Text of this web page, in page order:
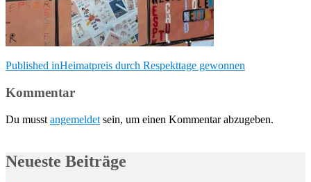
Beitragsnavigation
Published inHeimatpreis durch Respekttage gewonnen
Kommentar
Du musst angemeldet sein, um einen Kommentar abzugeben.
Neueste Beiträge